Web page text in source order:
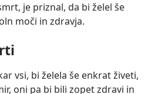
je priznal, da bi želel še
moči in zdravja.
vsi, bi želela še enkrat živeti,
oni pa bi bili zopet zdravi in